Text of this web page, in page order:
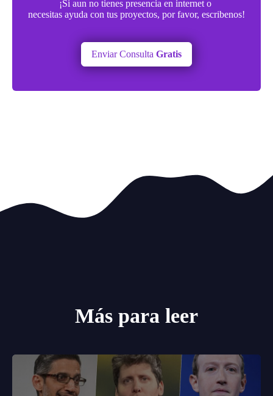
¡Si aun no tienes presencia en internet o
necesitas ayuda con tus proyectos, por favor, escribenos!
Enviar Consulta Gratis
Más para leer